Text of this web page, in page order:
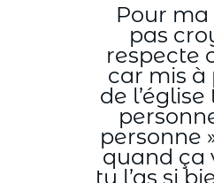
Pour ma
pas
respecte
car mis
de
personne
quand ça
tu l’as si